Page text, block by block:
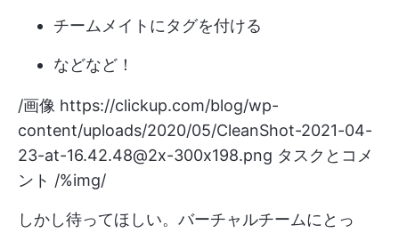
チームメイトにタグを付ける
などなど！
/画像 https://clickup.com/blog/wp-
content/uploads/2020/05/CleanShot-2021-04-
23-at-16.42.48@2x-300x198.png タスクとコメ
ント /%img/
しかし待ってほしい。バーチャルチームにとっ